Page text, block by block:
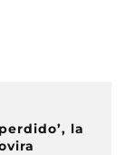
la